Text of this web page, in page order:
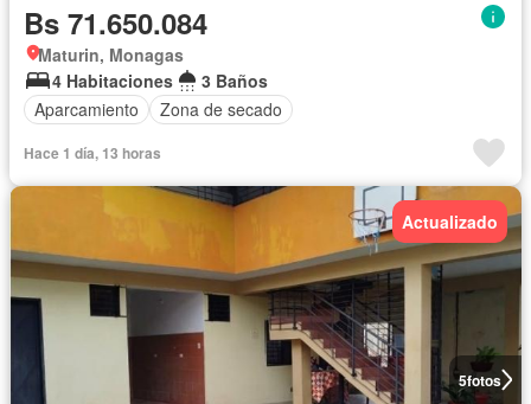
Bs 71.650.084
Maturin, Monagas
4 Habitaciones
3 Baños
Aparcamiento
Zona de secado
Hace 1 día, 13 horas
5fotos
Actualizado